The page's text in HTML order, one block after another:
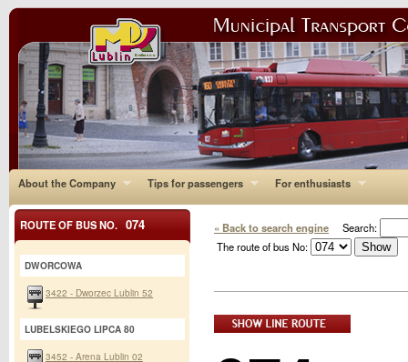
About the Company Tips for passengers For enthusiasts
« Back to search engine Search:
The route of bus No:
ROUTE OF BUS NO. 074
DWORCOWA
3422 - Dworzec Lublin 52
LUBELSKIEGO LIPCA 80
3452 - Arena Lublin 02